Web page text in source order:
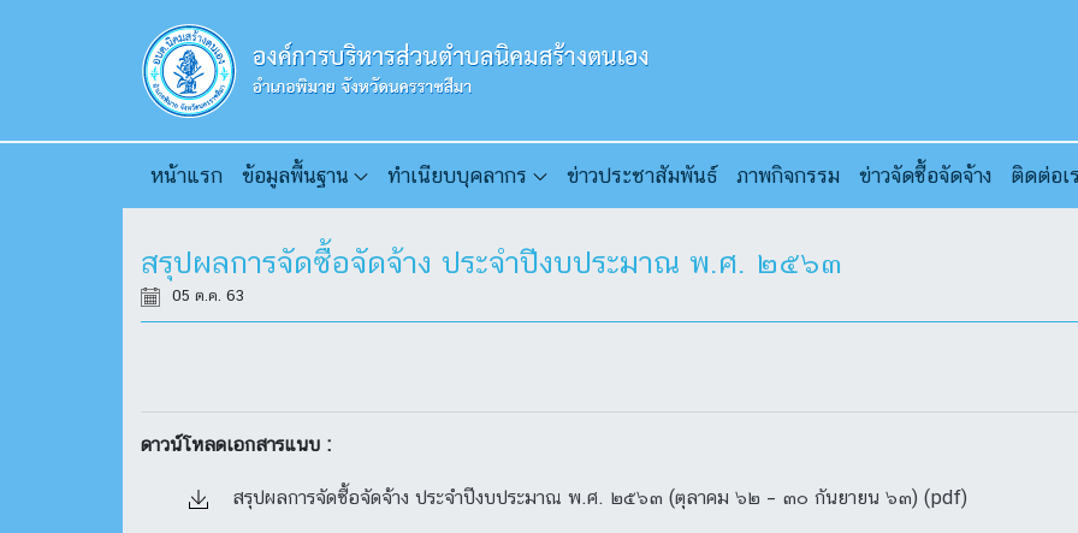
หน้าแรก ข้อมูลพื้นฐาน ทำเนียบบุคลากร ข่าวประชาสัมพันธ์ ภาพกิจกรรม ข่าวจัดซื้อจัดจ้าง ติดต่อเ
สรุปผลการจัดซื้อจัดจ้าง ประจำปีงบประมาณ พ.ศ. ๒๕๖๓
05 ต.ค. 63
ดาวน์โหลดเอกสารแนบ :
สรุปผลการจัดซื้อจัดจ้าง ประจำปีงบประมาณ พ.ศ. ๒๕๖๓ (ตุลาคม ๖๒ – ๓๐ กันยายน ๖๓) (pdf)